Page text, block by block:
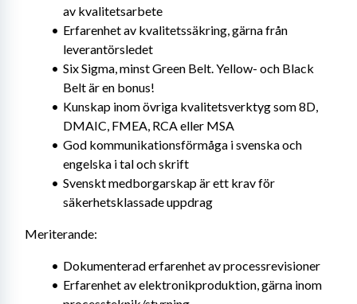
av kvalitetsarbete
Erfarenhet av kvalitetssäkring, gärna från
leverantörsledet
Six Sigma, minst Green Belt. Yellow- och Black
Belt är en bonus!
Kunskap inom övriga kvalitetsverktyg som 8D,
DMAIC, FMEA, RCA eller MSA
God kommunikationsförmåga i svenska och
engelska i tal och skrift
Svenskt medborgarskap är ett krav för
säkerhetsklassade uppdrag
Meriterande:
Dokumenterad erfarenhet av processrevisioner
Erfarenhet av elektronikproduktion, gärna inom